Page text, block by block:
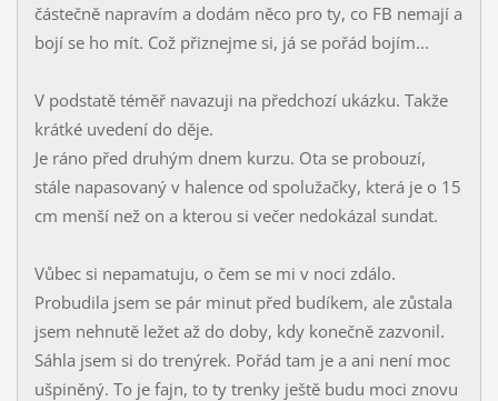
částečně napravím a dodám něco pro ty, co FB nemají a
bojí se ho mít. Což přiznejme si, já se pořád bojím...
V podstatě téměř navazuji na předchozí ukázku. Takže
krátké uvedení do děje.
Je ráno před druhým dnem kurzu. Ota se probouzí,
stále napasovaný v halence od spolužačky, která je o 15
cm menší než on a kterou si večer nedokázal sundat.
Vůbec si nepamatuju, o čem se mi v noci zdálo.
Probudila jsem se pár minut před budíkem, ale zůstala
jsem nehnutě ležet až do doby, kdy konečně zazvonil.
Sáhla jsem si do trenýrek. Pořád tam je a ani není moc
ušpiněný. To je fajn, to ty trenky ještě budu moci znovu